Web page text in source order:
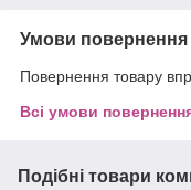
Умови повернення
Повернення товару
Всі умови
Подібні товари